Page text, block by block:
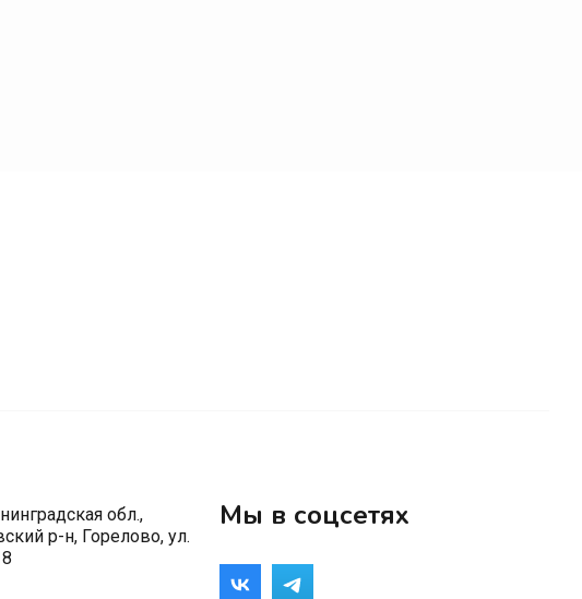
обл.,
р-н, Горелово, ул.
Мы в соцсетях